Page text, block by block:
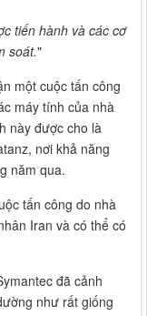
tiến hành và các cơ
soát."
một cuộc tấn công
máy tính của nhà
này được cho là
nơi khả năng
năm qua.
tấn công do nhà
Iran và có thể có
đã cảnh
như rất giống